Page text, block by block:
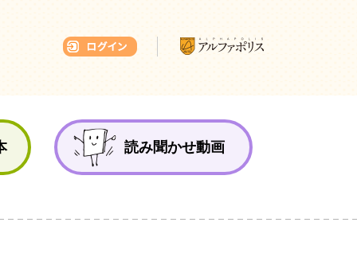
読み聞かせ動画